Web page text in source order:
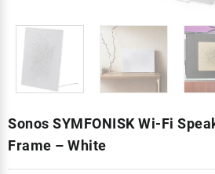
Sonos SYMFONISK Wi-Fi
Frame – White